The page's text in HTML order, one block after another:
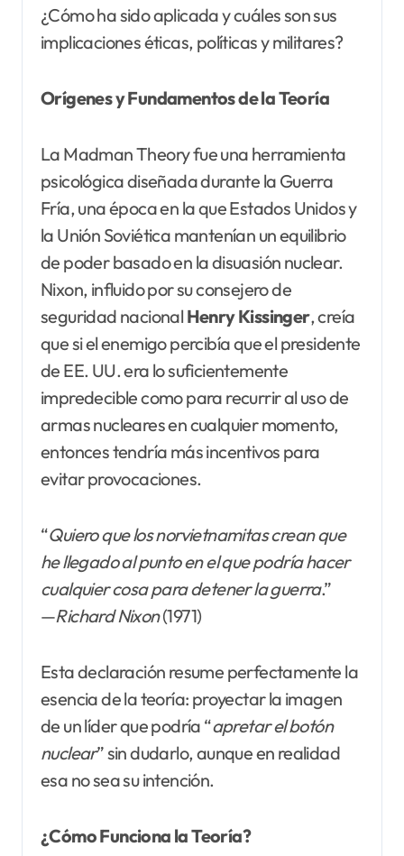
¿Cómo ha sido aplicada y cuáles son sus
implicaciones éticas, políticas y militares?
Orígenes y Fundamentos de la Teoría
La Madman Theory fue una herramienta
psicológica diseñada durante la Guerra
Fría, una época en la que Estados Unidos y
la Unión Soviética mantenían un equilibrio
de poder basado en la disuasión nuclear.
Nixon, influido por su consejero de
seguridad nacional Henry Kissinger, creía
que si el enemigo percibía que el presidente
de EE. UU. era lo suficientemente
impredecible como para recurrir al uso de
armas nucleares en cualquier momento,
entonces tendría más incentivos para
evitar provocaciones.
“Quiero que los norvietnamitas crean que
he llegado al punto en el que podría hacer
cualquier cosa para detener la guerra.”
—Richard Nixon(1971)
Esta declaración resume perfectamente la
esencia de la teoría: proyectar la imagen
de un líder que podría “apretar el botón
nuclear” sin dudarlo, aunque en realidad
esa no sea su intención.
¿Cómo Funciona la Teoría?